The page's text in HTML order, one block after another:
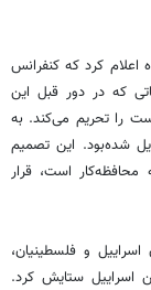
اعلام کرد که کنفرانس
که در دور قبل این
را تحریم می‌کند. به
شده‌بود. این تصمیم
است، قرار
میان اسراییل و فلسطینیان،
اسراییل ستایش کرد.